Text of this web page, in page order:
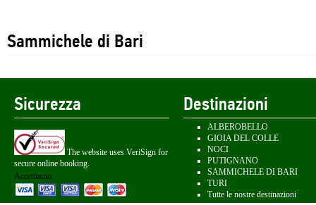
Sammichele di Bari
Sicurezza
The website uses VeriSign for
secure online booking.
Accettiamo:
Destinazioni
ALBEROBELLO
GIOIA DEL COLLE
NOCI
PUTIGNANO
SAMMICHELE DI BARI
TURI
Tutte le nostre destinazioni